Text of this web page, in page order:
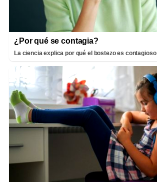
¿Por qué se contagia?
La ciencia explica por qué el bostezo es contagioso